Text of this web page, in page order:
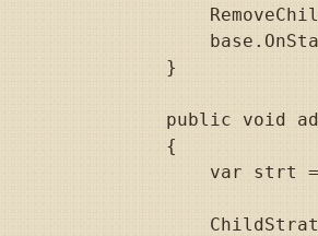
        }
public void
        {
var strt